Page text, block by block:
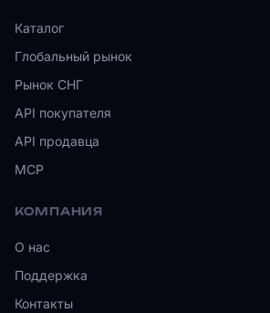
Каталог
Глобальный рынок
Рынок СНГ
API покупателя
API продавца
MCP
КОМПАНИЯ
О нас
Поддержка
Контакты